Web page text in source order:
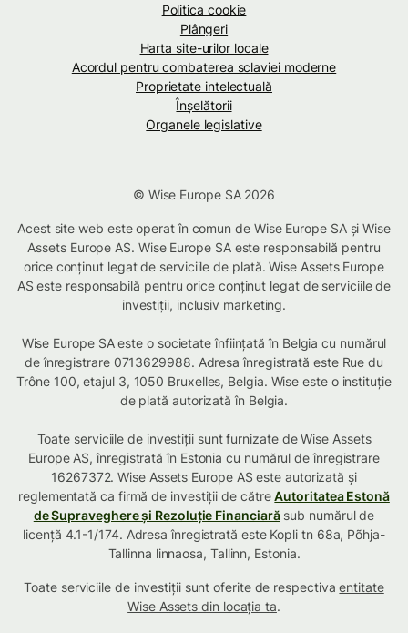
Politica cookie
Plângeri
Harta site-urilor locale
Acordul pentru combaterea sclaviei moderne
Proprietate intelectuală
Înșelătorii
Organele legislative
© Wise Europe SA 2026
Acest site web este operat în comun de Wise Europe SA și Wise
Assets Europe AS. Wise Europe SA este responsabilă pentru
orice conținut legat de serviciile de plată. Wise Assets Europe
AS este responsabilă pentru orice conținut legat de serviciile de
investiții, inclusiv marketing.
Wise Europe SA este o societate înființată în Belgia cu numărul
de înregistrare 0713629988. Adresa înregistrată este Rue du
Trône 100, etajul 3, 1050 Bruxelles, Belgia. Wise este o instituție
de plată autorizată în Belgia.
Toate serviciile de investiții sunt furnizate de Wise Assets
Europe AS, înregistrată în Estonia cu numărul de înregistrare
16267372. Wise Assets Europe AS este autorizată și
reglementată ca firmă de investiții de cătreAutoritatea Estonă
de Supraveghere și Rezoluție Financiarăsub numărul de
licență 4.1-1/174. Adresa înregistrată este Kopli tn 68a, Põhja-
Tallinna linnaosa, Tallinn, Estonia.
Toate serviciile de investiții sunt oferite de respectivaentitate
Wise Assets din locația ta.